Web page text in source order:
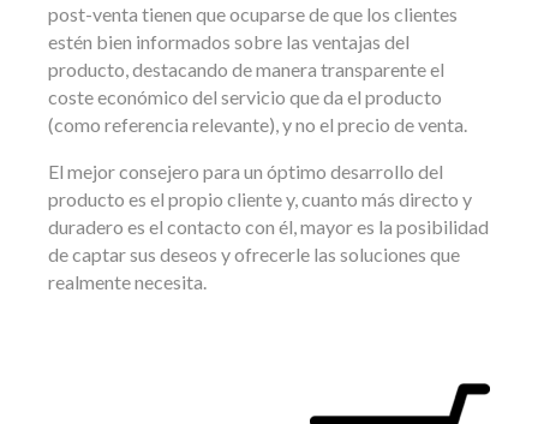
post-venta tienen que ocuparse de que los clientes
estén bien informados sobre las ventajas del
producto, destacando de manera transparente el
coste económico del servicio que da el producto
(como referencia relevante), y no el precio de venta.
El mejor consejero para un óptimo desarrollo del
producto es el propio cliente y, cuanto más directo y
duradero es el contacto con él, mayor es la posibilidad
de captar sus deseos y ofrecerle las soluciones que
realmente necesita.